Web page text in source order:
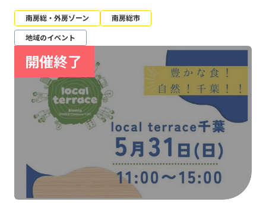
南房総・外房ゾーン
南房総市
地域のイベント